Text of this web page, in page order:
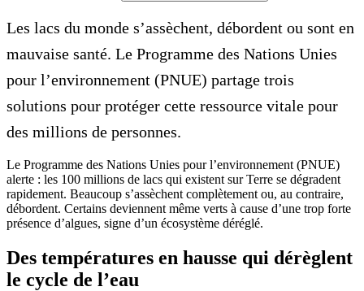
Les lacs du monde s’assèchent, débordent ou sont en
mauvaise santé. Le Programme des Nations Unies
pour l’environnement (PNUE) partage trois
solutions pour protéger cette ressource vitale pour
des millions de personnes.
Le Programme des Nations Unies pour l’environnement (PNUE)
alerte : les 100 millions de lacs qui existent sur Terre se dégradent
rapidement. Beaucoup s’assèchent complètement ou, au contraire,
débordent. Certains deviennent même verts à cause d’une trop forte
présence d’algues, signe d’un écosystème déréglé.
Des températures en hausse qui dérèglent
le cycle de l’eau